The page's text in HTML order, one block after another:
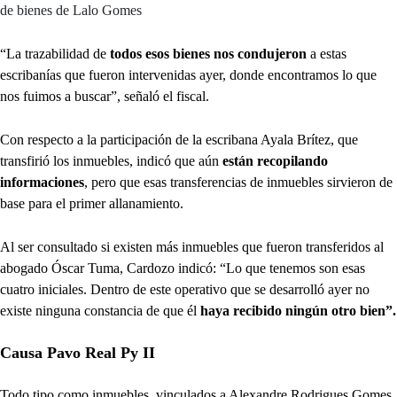
de bienes de Lalo Gomes
“La trazabilidad de todos esos bienes nos condujeron a estas
escribanías que fueron intervenidas ayer, donde encontramos lo que
nos fuimos a buscar”, señaló el fiscal.
Con respecto a la participación de la escribana Ayala Brítez, que
transfirió los inmuebles, indicó que aún están recopilando
informaciones, pero que esas transferencias de inmuebles sirvieron de
base para el primer allanamiento.
Al ser consultado si existen más inmuebles que fueron transferidos al
abogado Óscar Tuma, Cardozo indicó: “Lo que tenemos son esas
cuatro iniciales. Dentro de este operativo que se desarrolló ayer no
existe ninguna constancia de que él haya recibido ningún otro bien”.
Causa Pavo Real Py II